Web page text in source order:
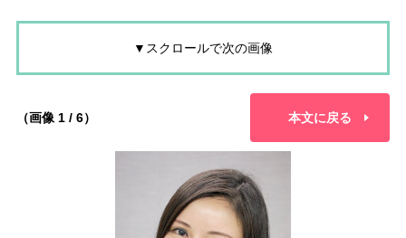
▼スクロールで次の画像
（画像 1 / 6） 本文に戻る